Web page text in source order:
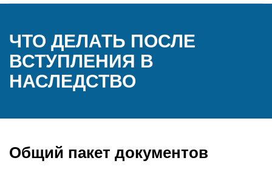
ЧТО ДЕЛАТЬ ПОСЛЕ
ВСТУПЛЕНИЯ В
НАСЛЕДСТВО
Общий пакет документов